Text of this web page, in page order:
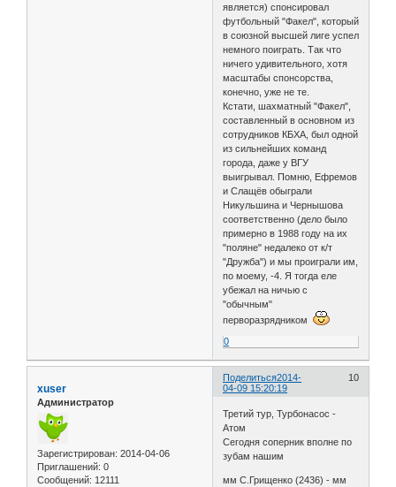
является) спонсировал
футбольный "Факел", который
в союзной высшей лиге успел
немного поиграть. Так что
ничего удивительного, хотя
масштабы спонсорства,
конечно, уже не те.
Кстати, шахматный "Факел",
составленный в основном из
сотрудников КБХА, был одной
из сильнейших команд
города, даже у ВГУ
выигрывал. Помню, Ефремов
и Слащёв обыграли
Никульшина и Чернышова
соответственно (дело было
примерно в 1988 году на их
"поляне" недалеко от к/т
"Дружба") и мы проиграли им,
по моему, -4. Я тогда еле
убежал на ничью с
"обычным"
перворазрядником
0
Поделиться 10
2014-
04-09 15:20:19
xuser
Администратор
Зарегистрирован: 2014-04-06
Приглашений: 0
Сообщений: 12111
Третий тур, Турбонасос -
Атом
Сегодня соперник вполне по
зубам нашим
мм С.Грищенко (2436) - мм